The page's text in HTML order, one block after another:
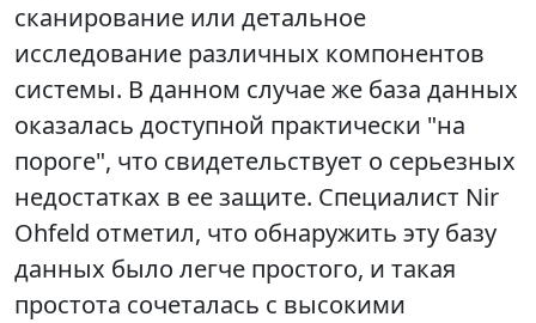
сканирование или детальное
исследование различных компонентов
системы. В данном случае же база данных
оказалась доступной практически "на
пороге", что свидетельствует о серьезных
недостатках в ее защите. Специалист Nir
Ohfeld отметил, что обнаружить эту базу
данных было легче простого, и такая
простота сочеталась с высокими